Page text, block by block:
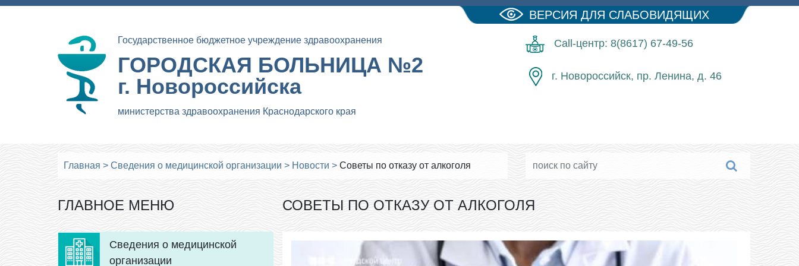
ВЕРСИЯ ДЛЯ СЛАБОВИДЯЩИХ
Государственное бюджетное учреждение здравоохранения
ГОРОДСКАЯ БОЛЬНИЦА №2
г. Новороссийска
министерства здравоохранения Краснодарского края
Call-центр: 8(8617) 67-49-56
г. Новороссийск, пр. Ленина, д. 46
Главная > Сведения о медицинской организации > Новости > Советы по отказу от алкоголя
ГЛАВНОЕ МЕНЮ
Сведения о медицинской
организации
СОВЕТЫ ПО ОТКАЗУ ОТ АЛКОГОЛЯ